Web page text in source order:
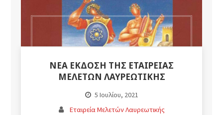
ΝΕΑ ΕΚΔΟΣΗ ΤΗΣ ΕΤΑΙΡΕΙΑΣ
ΜΕΛΕΤΩΝ ΛΑΥΡΕΩΤΙΚΗΣ
5 Ιουλίου, 2021
Εταιρεία Μελετών Λαυρεωτικής